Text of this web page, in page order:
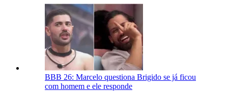
BBB 26: Marcelo questiona Brigido se já ficou
com homem e ele responde